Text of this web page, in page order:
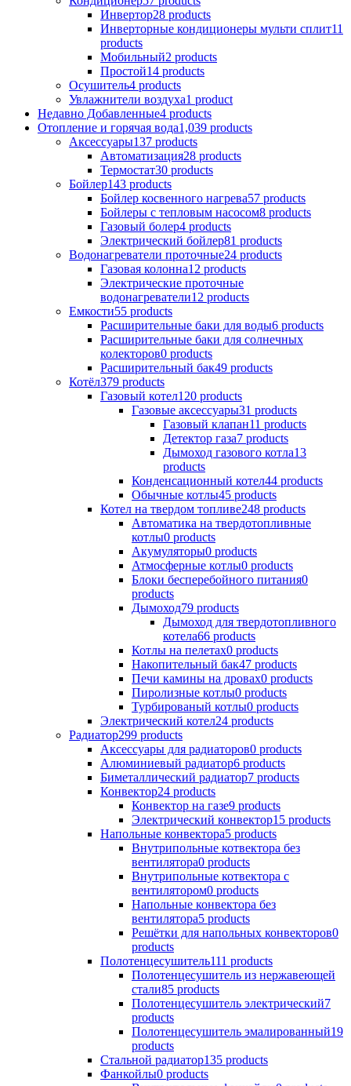
Инвертор28 products
Инверторные кондиционеры мульти сплит11
products
Мобильный2 products
Простой14 products
Осушитель4 products
Увлажнители воздуха1 product
Недавно Добавленные4 products
Отопление и горячая вода1,039 products
Аксессуары137 products
Aвтоматизация28 products
Термостат30 products
Бойлер143 products
Бойлер косвенного нагрева57 products
Бойлеры с тепловым насосом8 products
Газовый болер4 products
Электрический бойлер81 products
Водонагреватели проточные24 products
Газовая колонна12 products
Электрические проточные
водонагреватели12 products
Емкости55 products
Расширительные баки для воды6 products
Расширительные баки для солнечных
колекторов0 products
Расширительный бак49 products
Котёл379 products
Газовый котел120 products
Газовые аксессуары31 products
Газовый клапан11 products
Детектор газа7 products
Дымоход газового котла13
products
Конденсационный котел44 products
Обычные котлы45 products
Котел на твердом топливе248 products
Автоматика на твердотопливные
котлы0 products
Акумуляторы0 products
Атмосферные котлы0 products
Блоки бесперебойного питания0
products
Дымоход79 products
Дымоход для твердотопливного
котела66 products
Котлы на пелетах0 products
Накопительный бак47 products
Печи камины на дровах0 products
Пиролизные котлы0 products
Турбированый котлы0 products
Электрический котел24 products
Радиатор299 products
Аксессуары для радиаторов0 products
Алюминиевый радиатор6 products
Биметаллический радиатор7 products
Конвектор24 products
Конвектор на газе9 products
Электрический конвектор15 products
Напольные конвектора5 products
Внутрипольные котвектора без
вентилятора0 products
Внутрипольные котвектора с
вентилятором0 products
Напольные конвектора без
вентилятора5 products
Решётки для напольных конвекторов0
products
Полотенцесушитель111 products
Полотенцесушитель из нержавеющей
стали85 products
Полотенцесушитель электрический7
products
Полотенцесушитель эмалированный19
products
Стальной радиатор135 products
Фанкойлы0 products